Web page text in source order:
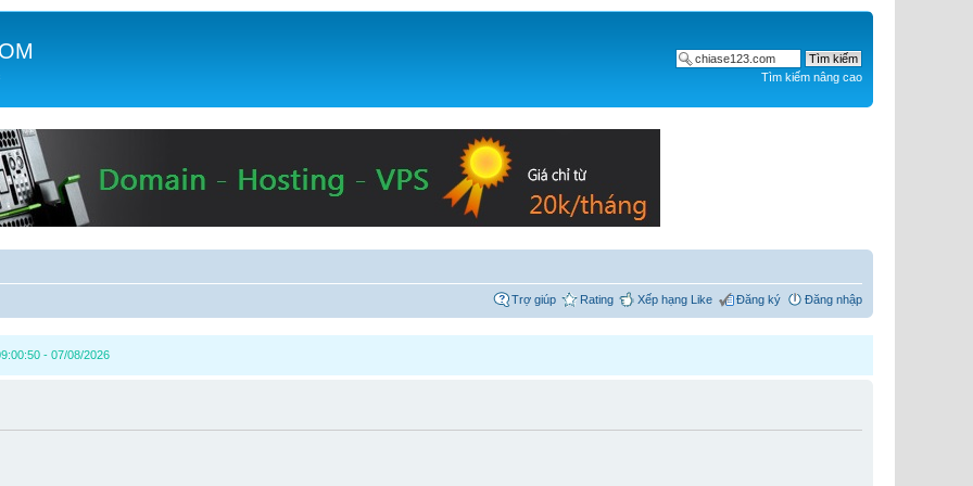
Tìm kiếm nâng cao
Trợ giúp Rating Xếp hạng Like Đăng ký Đăng nhập
- 07/08/2026